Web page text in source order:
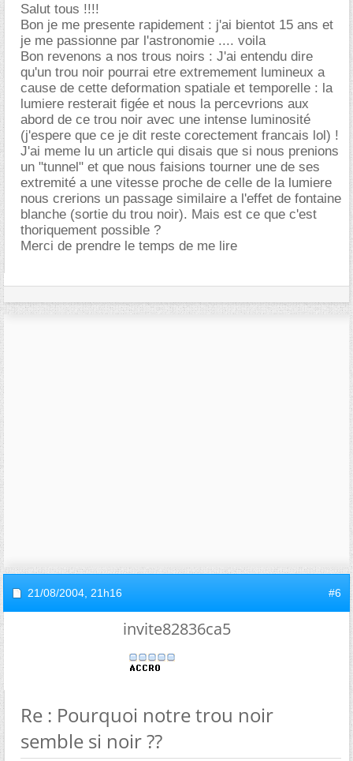
Salut tous !!!!
Bon je me presente rapidement : j'ai bientot 15 ans et
je me passionne par l'astronomie .... voila
Bon revenons a nos trous noirs : J'ai entendu dire
qu'un trou noir pourrai etre extremement lumineux a
cause de cette deformation spatiale et temporelle : la
lumiere resterait figée et nous la percevrions aux
abord de ce trou noir avec une intense luminosité
(j'espere que ce je dit reste corectement francais lol) !
J'ai meme lu un article qui disais que si nous prenions
un "tunnel" et que nous faisions tourner une de ses
extremité a une vitesse proche de celle de la lumiere
nous crerions un passage similaire a l'effet de fontaine
blanche (sortie du trou noir). Mais est ce que c'est
thoriquement possible ?
Merci de prendre le temps de me lire
21/08/2004, 21h16 #6
invite82836ca5
Re : Pourquoi notre trou noir
semble si noir ??